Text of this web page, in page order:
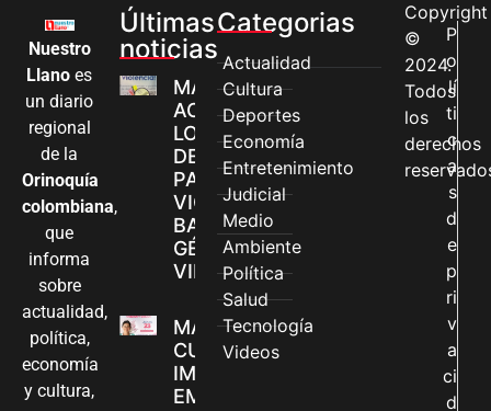
Nuestro
Llano es
un diario
regional
de la
Orinoquía
colombiana,
que
informa
sobre
actualidad,
política,
economía
y cultura,
Últimas
noticias
MÁS MUJERES
ACCEDEN A
LOS CANALES
DE ATENCIÓN
PARA
VIOLENCIAS
BASADAS EN
GÉNERO EN
VILLAVICENCIO
MADRES
CUIDADORAS
IMPULSAN SUS
EMPRENDIMIENTOS
Categorias
Actualidad
Cultura
Deportes
Economía
Entretenimiento
Judicial
Medio
Ambiente
Política
Salud
Tecnología
Videos
Copyright
©
2024.
Todos
los
derechos
P
o
lí
ti
c
a
s
d
e
p
ri
v
a
ci
d